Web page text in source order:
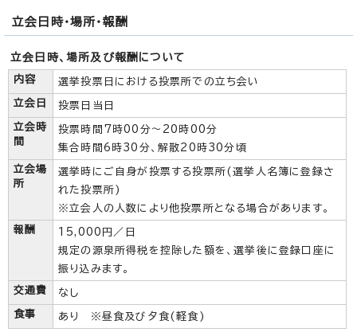
立会日時・場所・報酬
立会日時、場所及び報酬について
内容 選挙投票日における投票所での立ち会い
立会日 投票日当日
立会時
間
投票時間7時00分～20時00分
集合時間6時30分、解散20時30分頃
立会場
所
選挙時にご自身が投票する投票所(選挙人名簿に登録さ
れた投票所)
※立会人の人数により他投票所となる場合があります。
報酬
15,000円／日
規定の源泉所得税を控除した額を、選挙後に登録口座に
振り込みます。
交通費 なし
食事 あり ※昼食及び夕食(軽食)